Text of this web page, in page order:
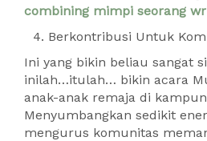
combining mimpi seorang
Berkontribusi Untuk
Ini yang bikin beliau sangat
inilah…itulah… bikin acara
anak-anak remaja di
Menyumbangkan sedikit
mengurus komunitas